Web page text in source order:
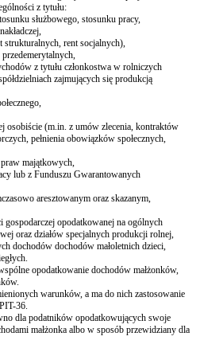
z tytułu:
służbowego, stosunku pracy,
rent socjalnych),
z tytułu członkostwa w rolniczych
zajmujących się produkcją
osobiście (m.in. z umów zlecenia, kontraktów
pełnienia obowiązków społecznych,
majątkowych,
lub z Funduszu Gwarantowanych
aresztowanym oraz skazanym,
gospodarczej opodatkowanej na ogólnych
oraz działów specjalnych produkcji rolnej,
dochodów dochodów małoletnich dzieci,
opodatkowanie dochodów małżonków,
warunków, a ma do nich zastosowanie
36.
dla podatników opodatkowujących swoje
małżonka albo w sposób przewidziany dla